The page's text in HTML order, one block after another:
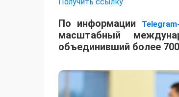
По информации
масштабный
объединивший более